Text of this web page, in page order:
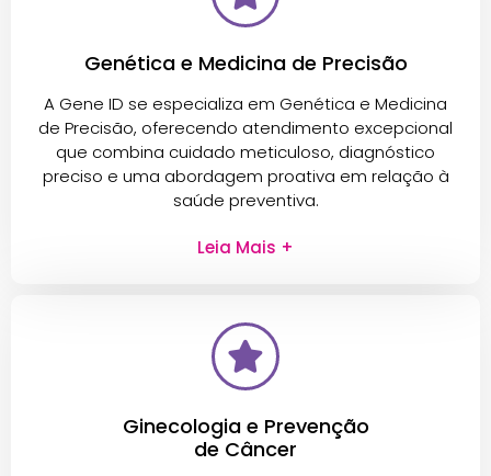
Genética e Medicina de Precisão
A Gene ID se especializa em Genética e Medicina
de Precisão, oferecendo atendimento excepcional
que combina cuidado meticuloso, diagnóstico
preciso e uma abordagem proativa em relação à
saúde preventiva.
Leia Mais +
Ginecologia e Prevenção
de Câncer